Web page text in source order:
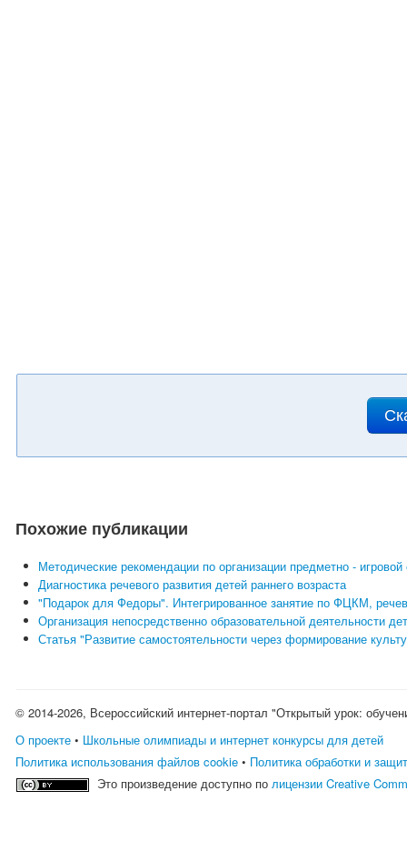
Похожие публикации
Методические рекомендации по организации предметно -
Диагностика речевого развития детей раннего возраста
"Подарок для Федоры". Интегрированное занятие по ФЦКМ,
Организация непосредственно образовательной деятельности
Статья "Развитие самостоятельности через формирование
© 2014-2026, Всероссийский интернет-портал "Открытый урок:
О проекте • Школьные олимпиады и интернет конкурсы для детей
Политика использования файлов cookie • Политика обработки и
Это произведение доступно полицензии Creative